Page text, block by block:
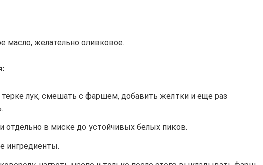
масло, желательно оливковое.
терке лук, смешать с фаршем, добавить желтки и еще раз
отдельно в миске до устойчивых белых пиков.
ингредиенты.